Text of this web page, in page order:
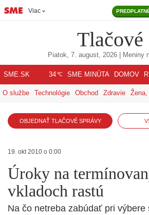
Viac
Tlačové
Piatok, 7. august, 2026 | Meniny
SME.SK 34℃ SME MINÚTA DOMOV
O službe Technológie Obchod Zdravie
OBJEDNAŤ TLAČOVÉ SPRÁVY
19. okt 2010 o 0:00
Úroky na
vkladoch rastú
Na čo netreba zabúdať pri výbere